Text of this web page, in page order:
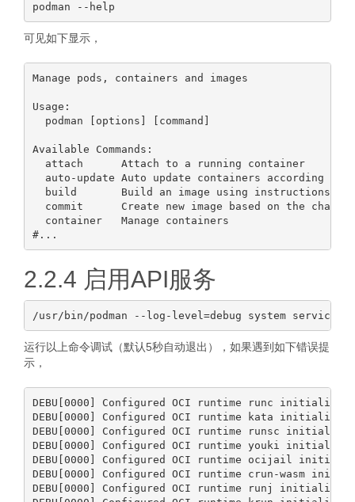
可见如下显示，
Manage pods, containers and images
Usage:
  podman [options] [command]
Available Commands:
  attach      Attach to a running container
auto-update Auto update containers according to
build       Build an image using instructions
commit      Create new image based on the
  container   Manage containers
2.2.4 启用API服务
运行以上命令调试（默认5秒自动退出），如果遇到如下错误提
示，
DEBU[0000] Configured OCI runtime runc
DEBU[0000] Configured OCI runtime kata
DEBU[0000] Configured OCI runtime runsc
DEBU[0000] Configured OCI runtime youki
DEBU[0000] Configured OCI runtime ocijail
DEBU[0000] Configured OCI runtime crun-wasm
DEBU[0000] Configured OCI runtime runj